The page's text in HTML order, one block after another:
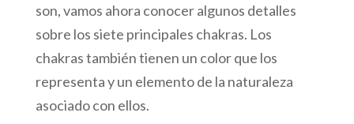
son, vamos ahora conocer algunos detalles
sobre los siete principales chakras. Los
chakras también tienen un color que los
representa y un elemento de la naturaleza
asociado con ellos.